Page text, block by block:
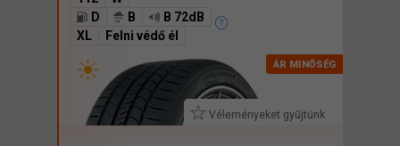
D
B
B 72dB
XL
Felni védő él
Véleményeket gyűjtünk